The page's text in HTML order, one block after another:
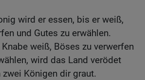
wird er essen, bis er weiß,
und Gutes zu erwählen.
Knabe weiß, Böses zu verwerfen
wird das Land verödet
Königen dir graut.